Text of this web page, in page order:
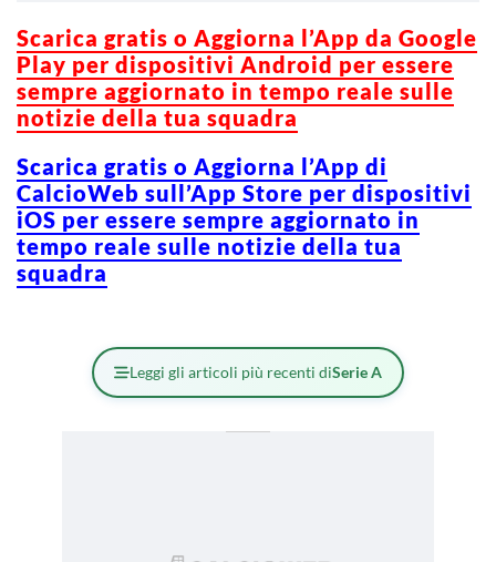
Scarica gratis o Aggiorna l’App da Google
Play per dispositivi Android per essere
sempre aggiornato in tempo reale sulle
notizie della tua squadra
Scarica gratis o Aggiorna l’App di
CalcioWeb sull’App Store per dispositivi
iOS per essere sempre aggiornato in
tempo reale sulle notizie della tua
squadra
Leggi gli articoli più recenti diSerie A